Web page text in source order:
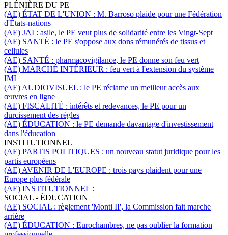
PLÉNIÈRE DU PE
(AE) ÉTAT DE L'UNION : M. Barroso plaide pour une Fédération
d'États-nations
(AE) JAI : asile, le PE veut plus de solidarité entre les Vingt-Sept
(AE) SANTÉ : le PE s'oppose aux dons rémunérés de tissus et
cellules
(AE) SANTÉ : pharmacovigilance, le PE donne son feu vert
(AE) MARCHÉ INTÉRIEUR : feu vert à l'extension du système
IMI
(AE) AUDIOVISUEL : le PE réclame un meilleur accès aux
œuvres en ligne
(AE) FISCALITÉ : intérêts et redevances, le PE pour un
durcissement des règles
(AE) ÉDUCATION : le PE demande davantage d'investissement
dans l'éducation
INSTITUTIONNEL
(AE) PARTIS POLITIQUES : un nouveau statut juridique pour les
partis européens
(AE) AVENIR DE L'EUROPE : trois pays plaident pour une
Europe plus fédérale
(AE) INSTITUTIONNEL :
SOCIAL - ÉDUCATION
(AE) SOCIAL : règlement 'Monti II', la Commission fait marche
arrière
(AE) ÉDUCATION : Eurochambres, ne pas oublier la formation